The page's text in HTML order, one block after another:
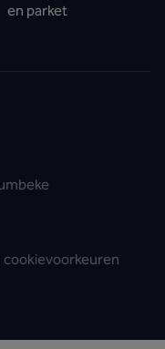
en parket
cookievoorkeuren